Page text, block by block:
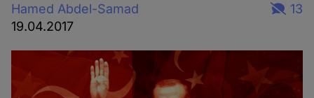
Hamed Abdel-Samad
19.04.2017
13